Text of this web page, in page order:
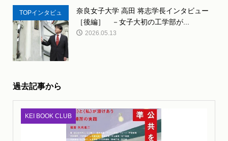
TOPインタビュ
ー
奈良女子大学 高田 将志学長インタビュー
［後編］ －女子大初の工学部が...
2026.05.13
過去記事から
KEI BOOK CLUB